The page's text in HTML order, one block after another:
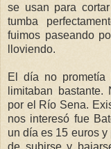
se usan para
tumba
fuimos paseando
lloviendo.
El día no prometía
limitaban
por el Río Sena.
nos interesó fue
un día es 15 euros
de subirse y